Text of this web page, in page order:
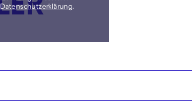
Datenschutzerklärung.